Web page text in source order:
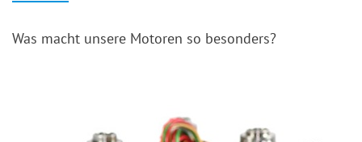
Was macht unsere Motoren so besonders?